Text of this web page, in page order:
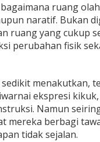
ruang
naratif. Bukan
ruang yang cukup
perubahan fisik
menakutkan,
ekspresi
Namun
mereka berbagi
tidak sejalan.